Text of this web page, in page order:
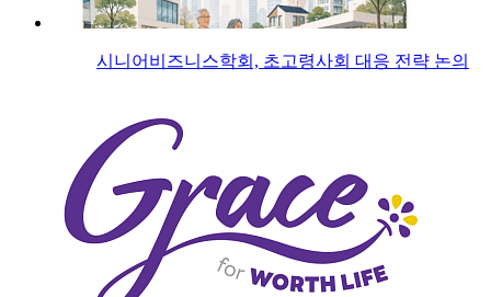
시니어비즈니스학회, 초고령사회 대응 전략 논의